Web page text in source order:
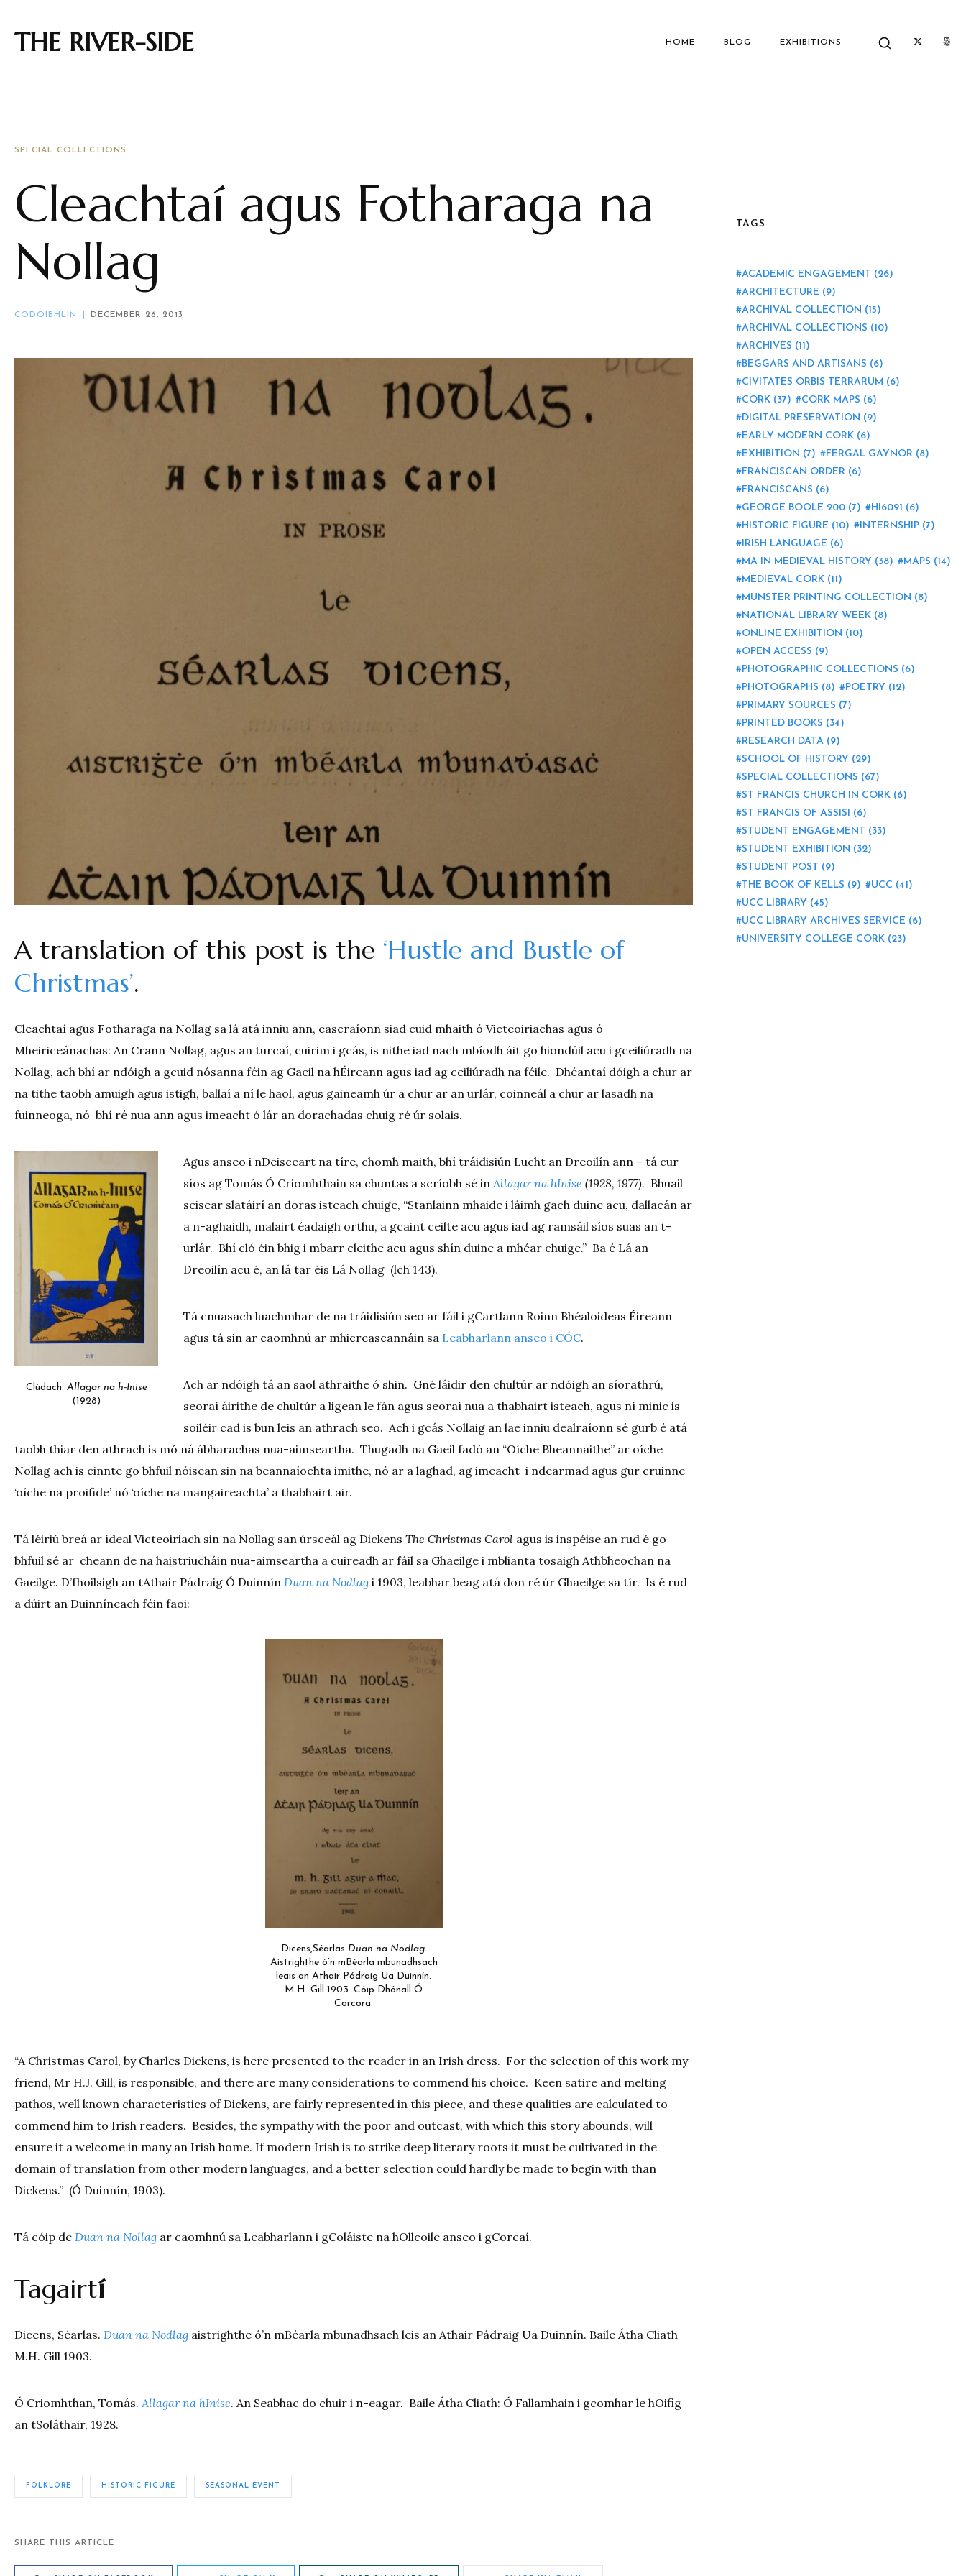
THE RIVER-SIDE HOME BLOG EXHIBITIONS
SPECIAL COLLECTIONS
Cleachtaí agus Fotharaga na
Nollag
CODOIBHLIN DECEMBER 26, 2013
A translation of this post is the ‘Hustle and Bustle of
Christmas’.
Cleachtaí agus Fotharaga na Nollag sa lá atá inniu ann, eascraíonn siad cuid mhaith ó Victeoiriachas agus ó
Mheiriceánachas: An Crann Nollag, agus an turcaí, cuirim i gcás, is nithe iad nach mbíodh áit go hiondúil acu i gceiliúradh na
Nollag, ach bhí ar ndóigh a gcuid nósanna féin ag Gaeil na hÉireann agus iad ag ceiliúradh na féile. Dhéantaí dóigh a chur ar
na tithe taobh amuigh agus istigh, ballaí a ní le haol, agus gaineamh úr a chur ar an urlár, coinneál a chur ar lasadh na
fuinneoga, nó bhí ré nua ann agus imeacht ó lár an dorachadas chuig ré úr solais.
Clúdach: Allagar na h-Inise
(1928)
Agus anseo i nDeisceart na tíre, chomh maith, bhí tráidisiún Lucht an Dreoilín ann – tá cur
síos ag Tomás Ó Criomhthain sa chuntas a scríobh sé in Allagar na hInise (1928, 1977). Bhuail
seisear slatáirí an doras isteach chuige, “Stanlainn mhaide i láimh gach duine acu, dallacán ar
a n-aghaidh, malairt éadaigh orthu, a gcaint ceilte acu agus iad ag ramsáil síos suas an t-
urlár. Bhí cló éin bhig i mbarr cleithe acu agus shín duine a mhéar chuige.” Ba é Lá an
Dreoilín acu é, an lá tar éis Lá Nollag (lch 143).
Tá cnuasach luachmhar de na tráidisiún seo ar fáil i gCartlann Roinn Bhéaloideas Éireann
agus tá sin ar caomhnú ar mhicreascannáin sa Leabharlann anseo i CÓC.
Ach ar ndóigh tá an saol athraithe ó shin. Gné láidir den chultúr ar ndóigh an síorathrú,
seoraí áirithe de chultúr a ligean le fán agus seoraí nua a thabhairt isteach, agus ní minic is
soiléir cad is bun leis an athrach seo. Ach i gcás Nollaig an lae inniu dealraíonn sé gurb é atá
taobh thiar den athrach is mó ná ábharachas nua-aimseartha. Thugadh na Gaeil fadó an “Oíche Bheannaithe” ar oíche
Nollag ach is cinnte go bhfuil nóisean sin na beannaíochta imithe, nó ar a laghad, ag imeacht i ndearmad agus gur cruinne
‘oíche na proifide’ nó ‘oíche na mangaireachta’ a thabhairt air.
Tá léiriú breá ar ídeal Victeoiriach sin na Nollag san úrsceál ag Dickens The Christmas Carol agus is inspéise an rud é go
bhfuil sé ar cheann de na haistriucháin nua-aimseartha a cuireadh ar fáil sa Ghaeilge i mblianta tosaigh Athbheochan na
Gaeilge. D’fhoilsigh an tAthair Pádraig Ó Duinnín Duan na Nodlag i 1903, leabhar beag atá don ré úr Ghaeilge sa tír. Is é rud
a dúirt an Duinníneach féin faoi:
Dicens,Séarlas Duan na Nodlag.
Aistrighthe ó’n mBéarla mbunadhsach
leais an Athair Pádraig Ua Duinnín.
M.H. Gill 1903. Cóip Dhónall Ó
Corcora.
“A Christmas Carol, by Charles Dickens, is here presented to the reader in an Irish dress. For the selection of this work my
friend, Mr H.J. Gill, is responsible, and there are many considerations to commend his choice. Keen satire and melting
pathos, well known characteristics of Dickens, are fairly represented in this piece, and these qualities are calculated to
commend him to Irish readers. Besides, the sympathy with the poor and outcast, with which this story abounds, will
ensure it a welcome in many an Irish home. If modern Irish is to strike deep literary roots it must be cultivated in the
domain of translation from other modern languages, and a better selection could hardly be made to begin with than
Dickens.” (Ó Duinnín, 1903).
Tá cóip de Duan na Nollag ar caomhnú sa Leabharlann i gColáiste na hOllcoile anseo i gCorcaí.
Tagairtí
Dicens, Séarlas. Duan na Nodlag aistrighthe ó’n mBéarla mbunadhsach leis an Athair Pádraig Ua Duinnín. Baile Átha Cliath
M.H. Gill 1903.
Ó Criomhthan, Tomás. Allagar na hInise. An Seabhac do chuir i n-eagar. Baile Átha Cliath: Ó Fallamhain i gcomhar le hOifig
an tSoláthair, 1928.
FOLKLORE HISTORIC FIGURE SEASONAL EVENT
SHARE THIS ARTICLE
TAGS
ACADEMIC ENGAGEMENT (26)
ARCHITECTURE (9)
ARCHIVAL COLLECTION (15)
ARCHIVAL COLLECTIONS (10)
ARCHIVES (11)
BEGGARS AND ARTISANS (6)
CIVITATES ORBIS TERRARUM (6)
CORK (37) CORK MAPS (6)
DIGITAL PRESERVATION (9)
EARLY MODERN CORK (6)
EXHIBITION (7) FERGAL GAYNOR (8)
FRANCISCAN ORDER (6)
FRANCISCANS (6)
GEORGE BOOLE 200 (7) HI6091 (6)
HISTORIC FIGURE (10) INTERNSHIP (7)
IRISH LANGUAGE (6)
MA IN MEDIEVAL HISTORY (38) MAPS (14)
MEDIEVAL CORK (11)
MUNSTER PRINTING COLLECTION (8)
NATIONAL LIBRARY WEEK (8)
ONLINE EXHIBITION (10)
OPEN ACCESS (9)
PHOTOGRAPHIC COLLECTIONS (6)
PHOTOGRAPHS (8) POETRY (12)
PRIMARY SOURCES (7)
PRINTED BOOKS (34)
RESEARCH DATA (9)
SCHOOL OF HISTORY (29)
SPECIAL COLLECTIONS (67)
ST FRANCIS CHURCH IN CORK (6)
ST FRANCIS OF ASSISI (6)
STUDENT ENGAGEMENT (33)
STUDENT EXHIBITION (32)
STUDENT POST (9)
THE BOOK OF KELLS (9) UCC (41)
UCC LIBRARY (45)
UCC LIBRARY ARCHIVES SERVICE (6)
UNIVERSITY COLLEGE CORK (23)